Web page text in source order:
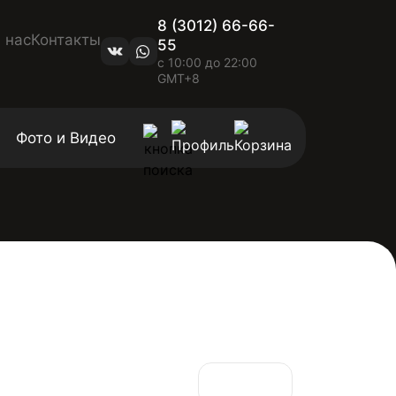
насКонтакты
8 (3012) 66-66-
55
с 10:00 до 22:00
GMT+8
Фото и Видео